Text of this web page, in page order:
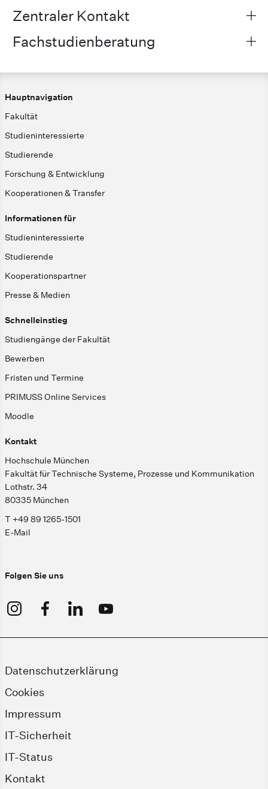
Zentraler Kontakt
Fachstudienberatung
Hauptnavigation
Fakultät
Studieninteressierte
Studierende
Forschung & Entwicklung
Kooperationen & Transfer
Informationen für
Studieninteressierte
Studierende
Kooperationspartner
Presse & Medien
Schnelleinstieg
Studiengänge der Fakultät
Bewerben
Fristen und Termine
PRIMUSS Online Services
Moodle
Kontakt
Hochschule München
Fakultät für Technische Systeme, Prozesse und Kommunikation
Lothstr. 34
80335 München
T +49 89 1265-1501
E-Mail
Folgen Sie uns
Datenschutzerklärung
Cookies
Impressum
IT-Sicherheit
IT-Status
Kontakt